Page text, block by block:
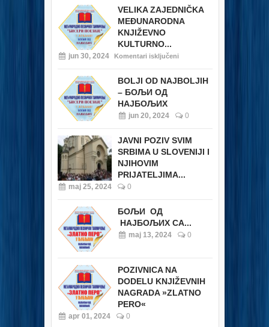
VELIKA ZAJEDNIČKA
MEĐUNARODNA
KNJIŽEVNO
KULTURNO...
jun 30, 2024 Komentari isključeni
BOLJI OD NAJBOLJIH
– БОЉИ ОД
НАЈБОЉИХ
jun 20, 2024 0
JAVNI POZIV SVIM
SRBIMA U SLOVENIJI I
NJIHOVIM
PRIJATELJIMA...
maj 25, 2024 0
БОЉИ ОД
НАЈБОЉИХ СА...
maj 13, 2024 0
POZIVNICA NA
DODELU KNJIŽEVNIH
NAGRADA »ZLATNO
PERO«
apr 01, 2024 0